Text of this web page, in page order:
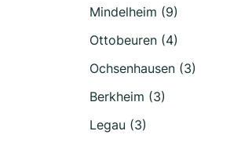
Mindelheim (9)
Ottobeuren (4)
Ochsenhausen (3)
Berkheim (3)
Legau (3)